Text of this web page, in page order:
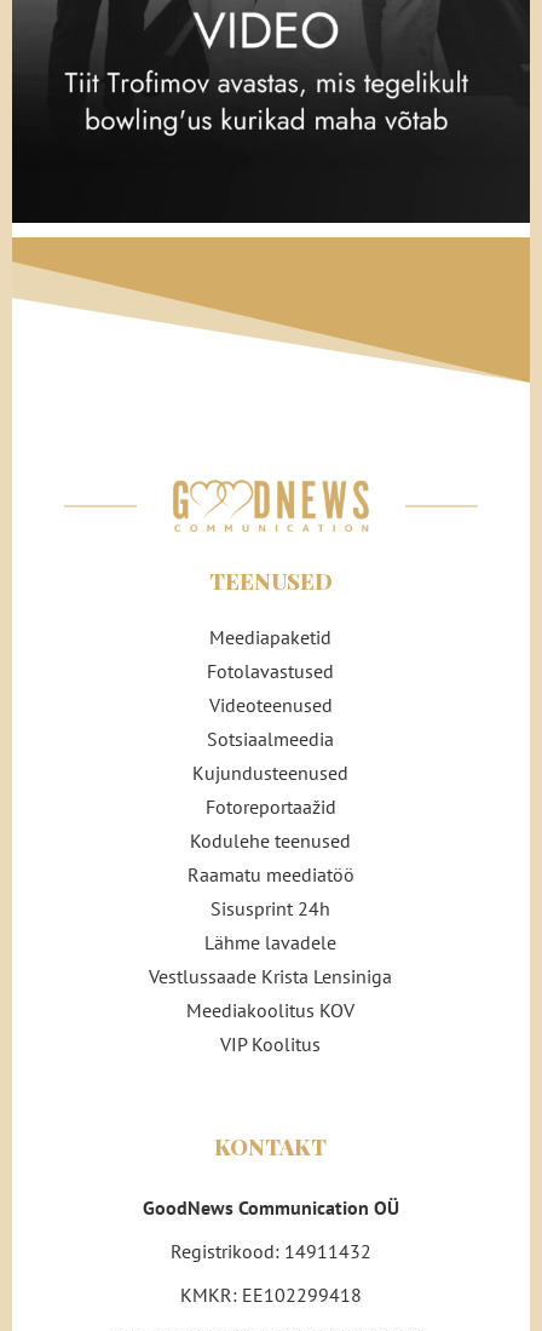
TEENUSED
Meediapaketid
Fotolavastused
Videoteenused
Sotsiaalmeedia
Kujundusteenused
Fotoreportaažid
Kodulehe teenused
Raamatu meediatöö
Sisusprint 24h
Lähme lavadele
Vestlussaade Krista Lensiniga
Meediakoolitus KOV
VIP Koolitus
KONTAKT
GoodNews Communication OÜ
Registrikood: 14911432
KMKR: EE102299418